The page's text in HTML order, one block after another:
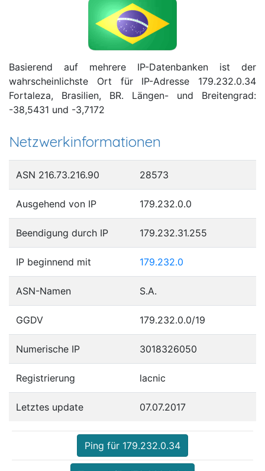
Basierend auf mehrere IP-Datenbanken ist der
wahrscheinlichste Ort für IP-Adresse 179.232.0.34
Fortaleza, Brasilien, BR. Längen- und Breitengrad:
-38,5431 und -3,7172
Netzwerkinformationen
ASN 216.73.216.90 28573
Ausgehend von IP 179.232.0.0
Beendigung durch IP 179.232.31.255
IP beginnend mit 179.232.0
ASN-Namen S.A.
GGDV 179.232.0.0/19
Numerische IP 3018326050
Registrierung lacnic
Letztes update 07.07.2017
Ping für 179.232.0.34